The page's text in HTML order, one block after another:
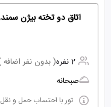
اتاق دو تخته بیژن
2 نفره
( بدون نفر اضافه
صبحانه
تور با احتساب حمل و